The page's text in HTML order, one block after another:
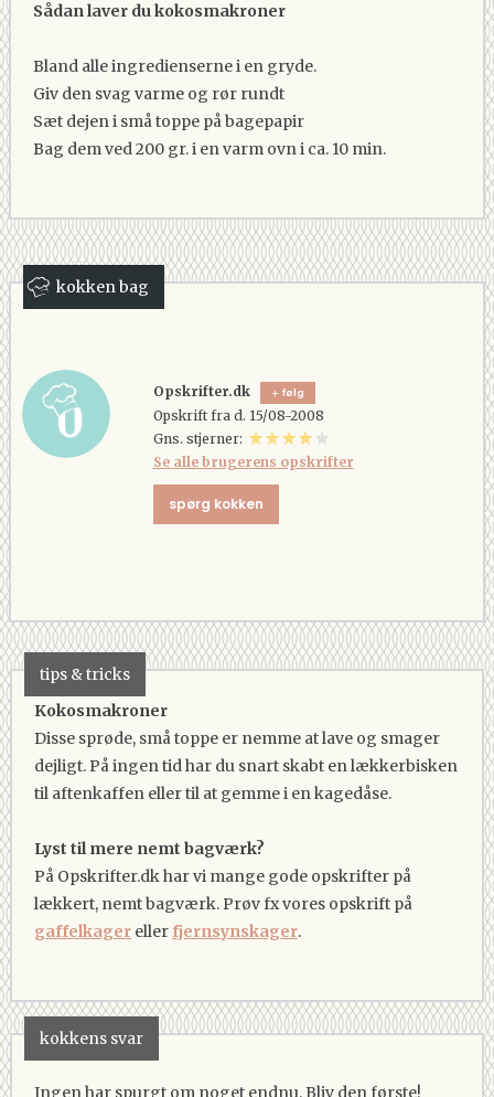
Sådan laver du kokosmakroner
Bland alle ingredienserne i en gryde.
Giv den svag varme og rør rundt
Sæt dejen i små toppe på bagepapir
Bag dem ved 200 gr. i en varm ovn i ca. 10 min.
kokken bag
Opskrifter.dk følg
Opskrift fra d. 15/08-2008
Gns. stjerner:
Se alle brugerens opskrifter
spørg kokken
tips & tricks
Kokosmakroner
Disse sprøde, små toppe er nemme at lave og smager
dejligt. På ingen tid har du snart skabt en lækkerbisken
til aftenkaffen eller til at gemme i en kagedåse.
Lyst til mere nemt bagværk?
På Opskrifter.dk har vi mange gode opskrifter på
lækkert, nemt bagværk. Prøv fx vores opskrift på
gaffelkager eller fjernsynskager.
kokkens svar
Ingen har spurgt om noget endnu. Bliv den første!